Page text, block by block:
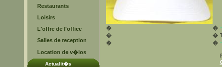
�
�
�
�
�
�
Restaurants
Loisirs
L'offre de l'office
Salles de reception
Location de v�los
Actualit�s